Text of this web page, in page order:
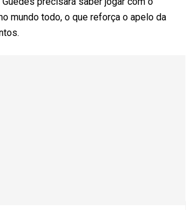
mundo todo, o que reforça o apelo da